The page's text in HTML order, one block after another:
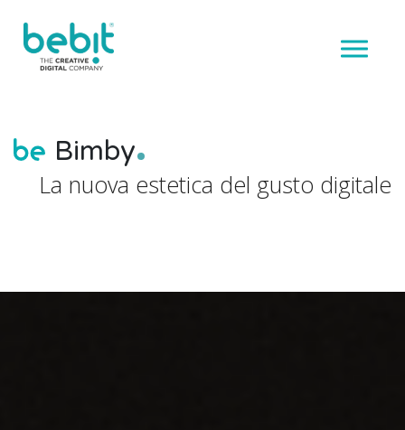
Bimby
La nuova estetica del gusto digitale